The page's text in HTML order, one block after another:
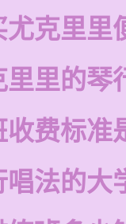
克里里
里的琴
收费标准
法的大